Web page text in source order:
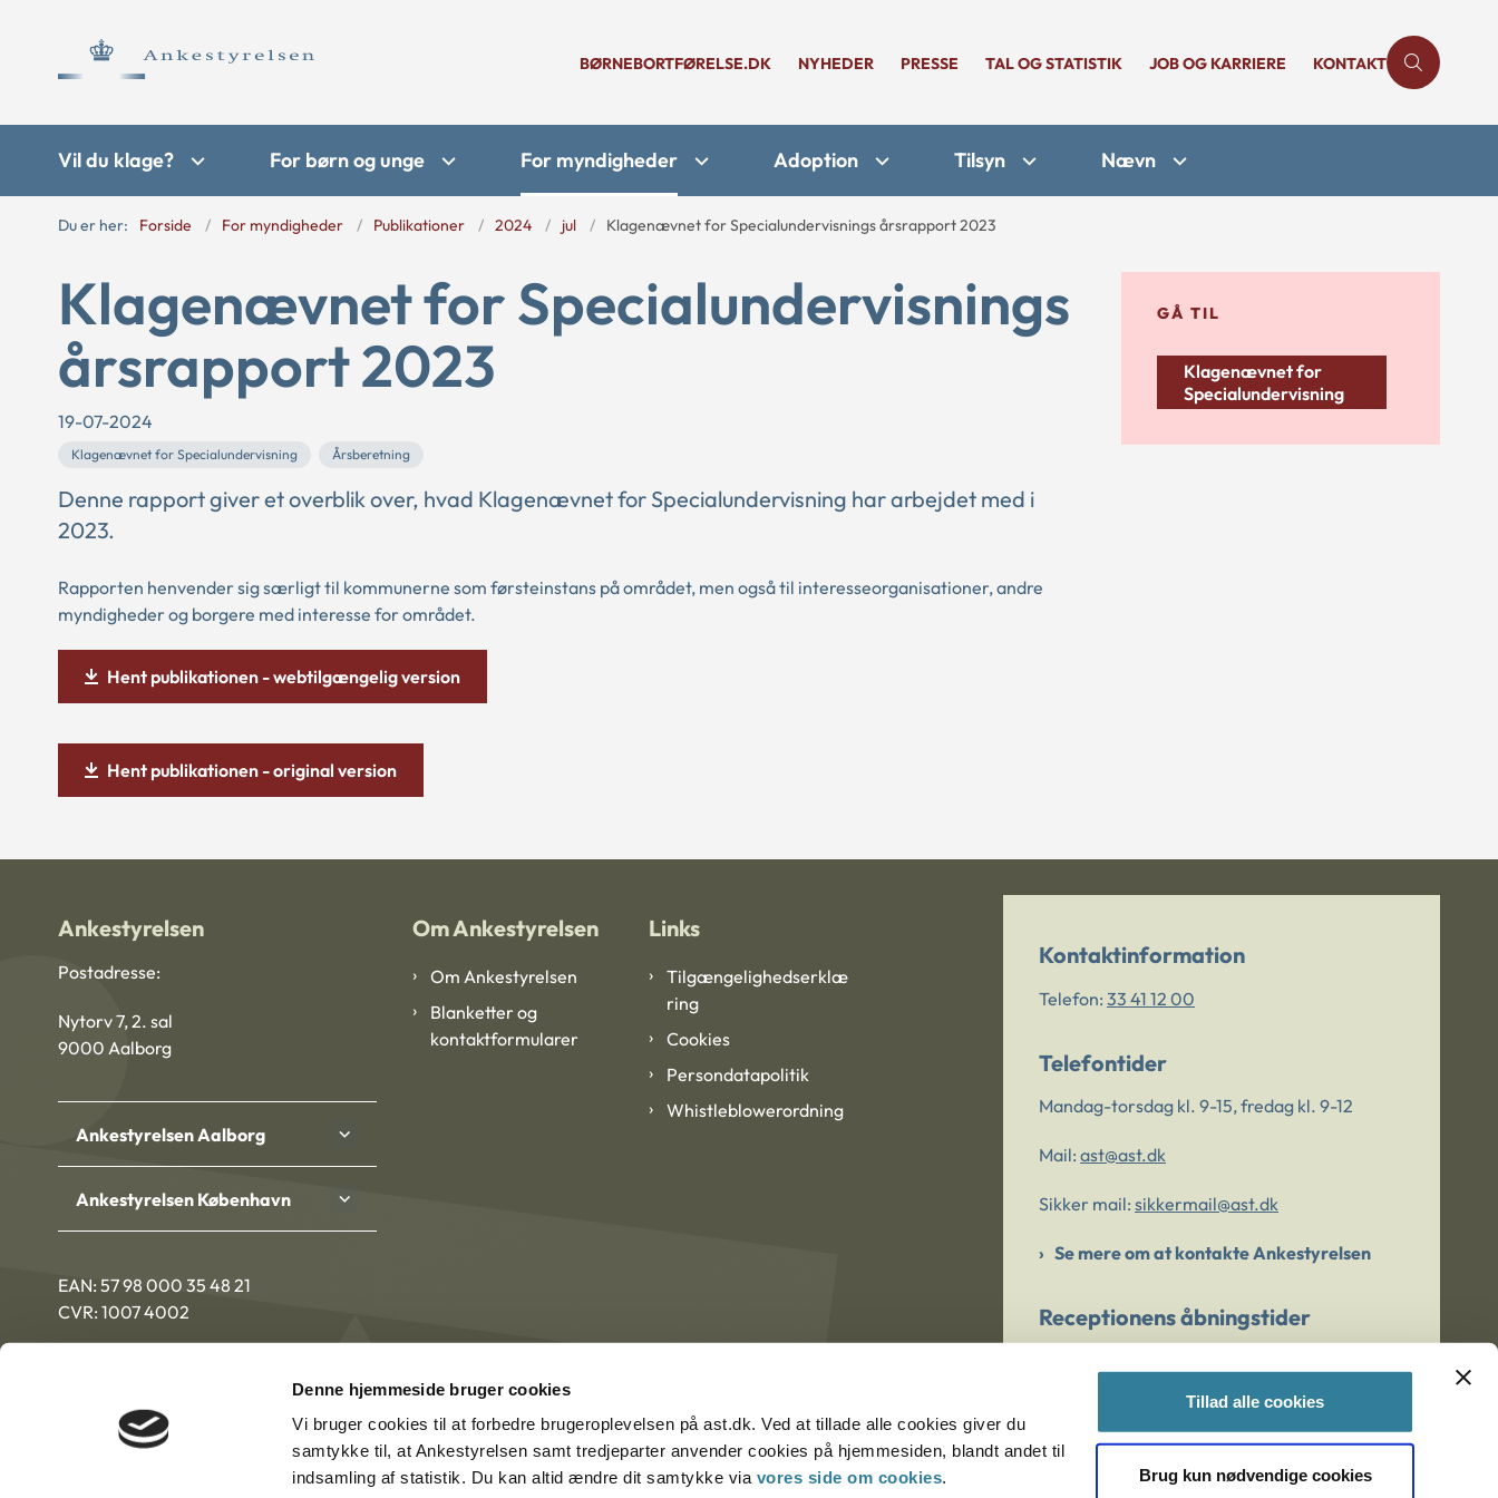
Denne hjemmeside bruger cookies
Vi bruger cookies til at forbedre brugeroplevelsen på ast.dk. Ved at tillade alle cookies giver du
samtykke til, at Ankestyrelsen samt tredjeparter anvender cookies på hjemmesiden, blandt andet til
indsamling af statistik. Du kan altid ændre dit samtykke via vores side om cookies.
Tillad alle cookies
Brug kun nødvendige cookies
BØRNEBORTFØRELSE.DK NYHEDER PRESSE TAL OG STATISTIK JOB OG KARRIERE KONTAKT
Vil du klage? For børn og unge For myndigheder Adoption Tilsyn Nævn
Du er her: Forside For myndigheder Publikationer 2024 jul Klagenævnet for Specialundervisnings årsrapport 2023
Klagenævnet for Specialundervisnings
årsrapport 2023
19-07-2024
Klagenævnet for Specialundervisning Årsberetning
Denne rapport giver et overblik over, hvad Klagenævnet for Specialundervisning har arbejdet med i
2023.
Rapporten henvender sig særligt til kommunerne som førsteinstans på området, men også til interesseorganisationer, andre
myndigheder og borgere med interesse for området.
Hent publikationen - webtilgængelig version
Hent publikationen - original version
GÅ TIL
Klagenævnet for
Specialundervisning
Ankestyrelsen
Postadresse:
Nytorv 7, 2. sal
9000 Aalborg
Ankestyrelsen Aalborg
Ankestyrelsen København
EAN: 57 98 000 35 48 21
CVR: 1007 4002
Om Ankestyrelsen
Om Ankestyrelsen
Blanketter og
kontaktformularer
Links
Tilgængelighedserklæ
ring
Cookies
Persondatapolitik
Whistleblowerordning
Kontaktinformation
Telefon: 33 41 12 00
Telefontider
Mandag-torsdag kl. 9-15, fredag kl. 9-12
Mail: ast@ast.dk
Sikker mail: sikkermail@ast.dk
Se mere om at kontakte Ankestyrelsen
Receptionens åbningstider
Er du bekymret for et barn/en ung?